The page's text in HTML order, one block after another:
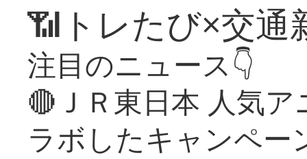
📶トレたび×交通
注目のニュース👇
🔴ＪＲ東日本 人気
ラボしたキャンペー